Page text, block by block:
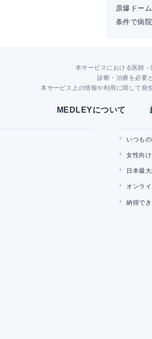
原爆ドー
条件で病
本サービスにおける医師
診断・治療を必要
本サービス上の情報や利用に関して発
MEDLEYについて
いつも
女性向
日本最
オンラ
納得で